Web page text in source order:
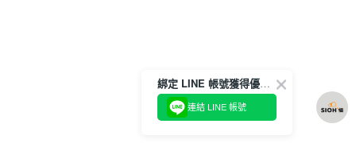
綁定 LINE 帳號獲得優惠券！
連結 LINE 帳號